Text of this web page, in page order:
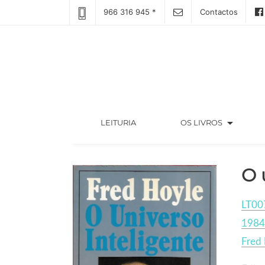
966 316 945 * Contactos
LEITURIA(CURRENT) OS LIVROS arrow_drop_down
O
1984
Fred